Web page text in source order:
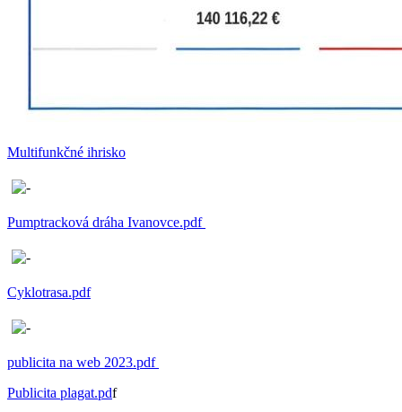
Multifunkčné ihrisko
Pumptracková dráha Ivanovce.pdf
Cyklotrasa.pdf
publicita na web 2023.pdf
Publicita plagat.pdf